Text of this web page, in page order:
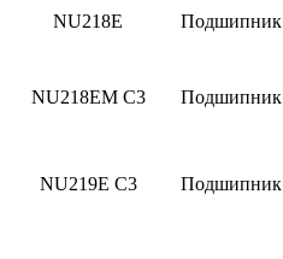
NU218E Подшипник
NU218EM C3 Подшипник
NU219E C3 Подшипник